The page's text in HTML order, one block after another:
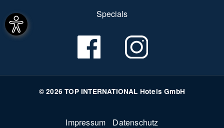
Specials
© 2026 TOP INTERNATIONAL Hotels GmbH
FußzeileImpressum Datenschutz